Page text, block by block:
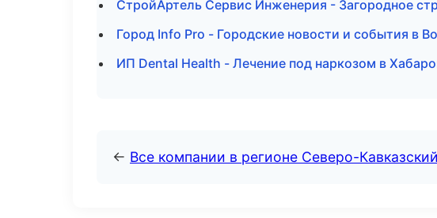
СтройАртель Сервис Инженерия - Загородное
Город Info Pro - Городские новости и события в
ИП Dental Health - Лечение под наркозом в
← Все компании в регионе Северо-